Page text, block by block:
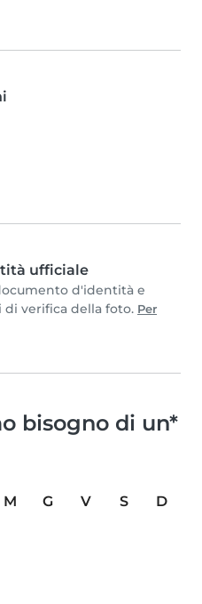
ufficiale
d'identità e
verifica della foto. Per
bisogno di un*
M G V S
D